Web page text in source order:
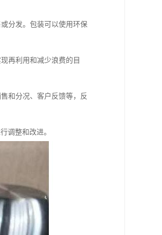
分发。包装可以使用环保
再利用和减少浪费的目
和分况、客户反馈等，反
调整和改进。